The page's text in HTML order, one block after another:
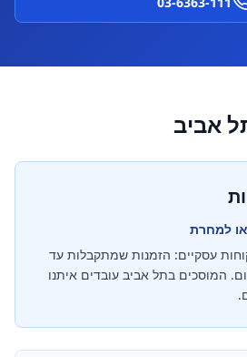
אביב
למחרת
עסקיים: הזמנות שמתקבלות עד
תל אביב עובדים איתנו